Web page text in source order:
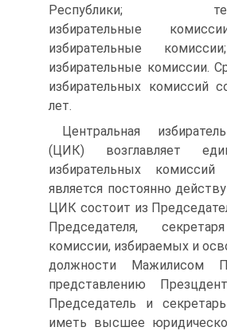
Республики;
избирательные
избирательные
избирательные комиссии.
избирательных комиссий
лет.
Центральная
(ЦИК) возглавляет
избирательных
является постоянно
ЦИК состоит из
Председателя,
комиссии, избираемых и
должности Мажилисом
представлению
Председатель и
иметь высшее